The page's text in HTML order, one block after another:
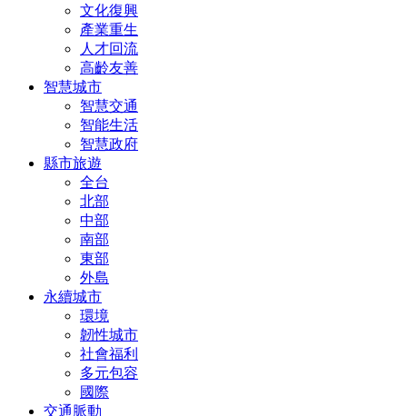
文化復興
產業重生
人才回流
高齡友善
智慧城市
智慧交通
智能生活
智慧政府
縣市旅遊
全台
北部
中部
南部
東部
外島
永續城市
環境
韌性城市
社會福利
多元包容
國際
交通脈動